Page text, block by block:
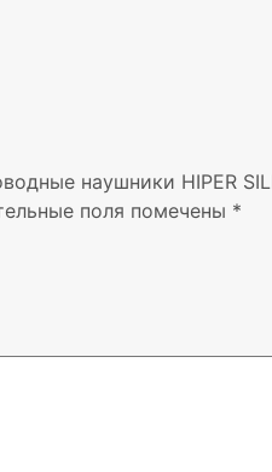
наушники HIPER
поля помечены *